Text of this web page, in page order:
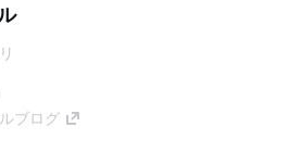
ブログ